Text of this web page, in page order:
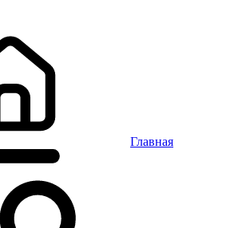
Главная